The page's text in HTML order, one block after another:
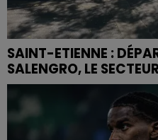
SAINT-ETIENNE :
SALENGRO, LE